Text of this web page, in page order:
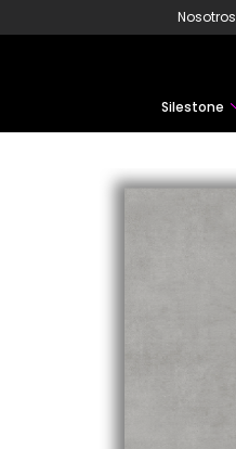
to
Nosotros
Silestone